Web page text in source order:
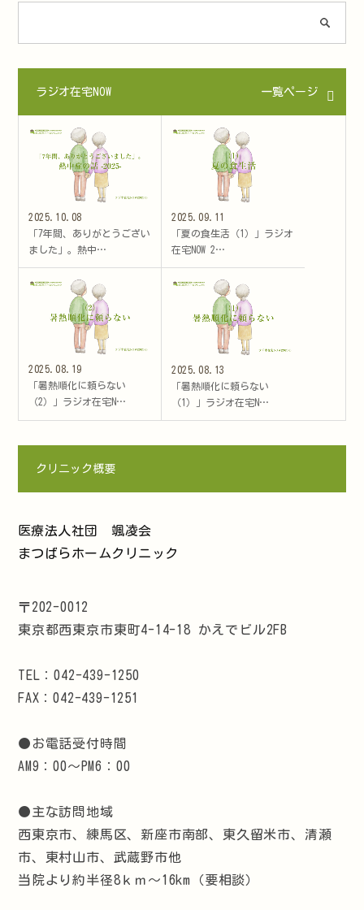
ラジオ在宅NOW 一覧ページ
2025.10.08
「7年間、ありがとうござい
ました」。熱中…
2025.09.11
「夏の食生活（1）」ラジオ
在宅NOW 2…
2025.08.19
「暑熱順化に頼らない
（2）」ラジオ在宅N…
2025.08.13
「暑熱順化に頼らない
（1）」ラジオ在宅N…
クリニック概要
医療法人社団 颯凌会
まつばらホームクリニック
〒202-0012
東京都西東京市東町4-14-18 かえでビル2FB
TEL：042-439-1250
FAX：042-439-1251
●お電話受付時間
AM9：00～PM6：00
●主な訪問地域
西東京市、練馬区、新座市南部、東久留米市、清瀬
市、東村山市、武蔵野市他
当院より約半径8ｋｍ～16km（要相談）